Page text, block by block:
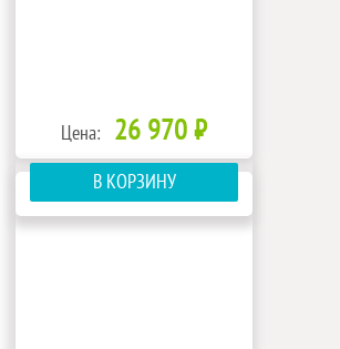
Цена: 26 970 ₽
В КОРЗИНУ